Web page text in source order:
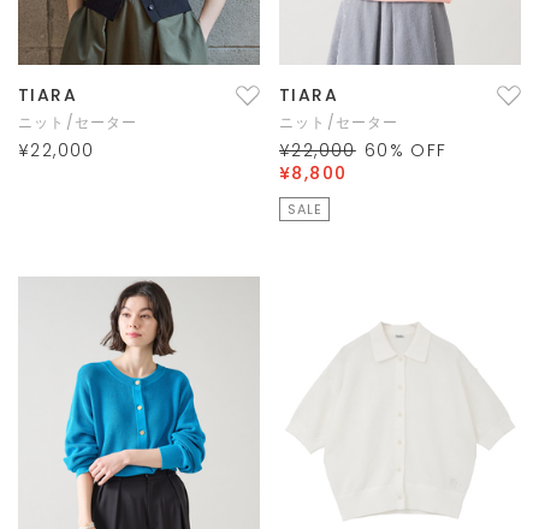
TIARA
ニット/セーター
¥22,000
TIARA
ニット/セーター
¥22,000 60 % OFF
¥8,800
SALE